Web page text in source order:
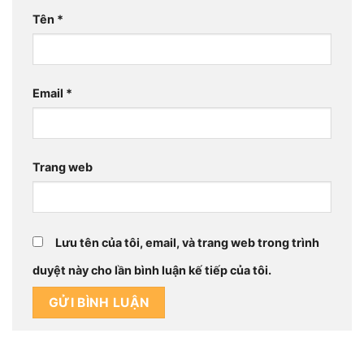
Tên *
Email *
Trang web
Lưu tên của tôi, email, và trang web trong trình
duyệt này cho lần bình luận kế tiếp của tôi.